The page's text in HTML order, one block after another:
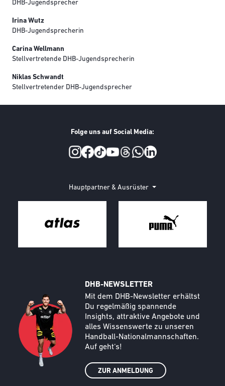
DHB-Jugendsprecher
Irina Wutz
DHB-Jugendsprecherin
Carina Wellmann
Stellvertretende DHB-Jugendsprecherin
Niklas Schwandt
Stellvertretender DHB-Jugendsprecher
Folge uns auf Social Media:
Hauptpartner & Ausrüster
DHB-NEWSLETTER
Text
Mit dem DHB-Newsletter erhältst
Du regelmäßig spannende
Insights, attraktive Angebote und
alles Wissenswerte zu unseren
Handball-Nationalmannschaften.
Auf geht‘s!
ZUR ANMELDUNG